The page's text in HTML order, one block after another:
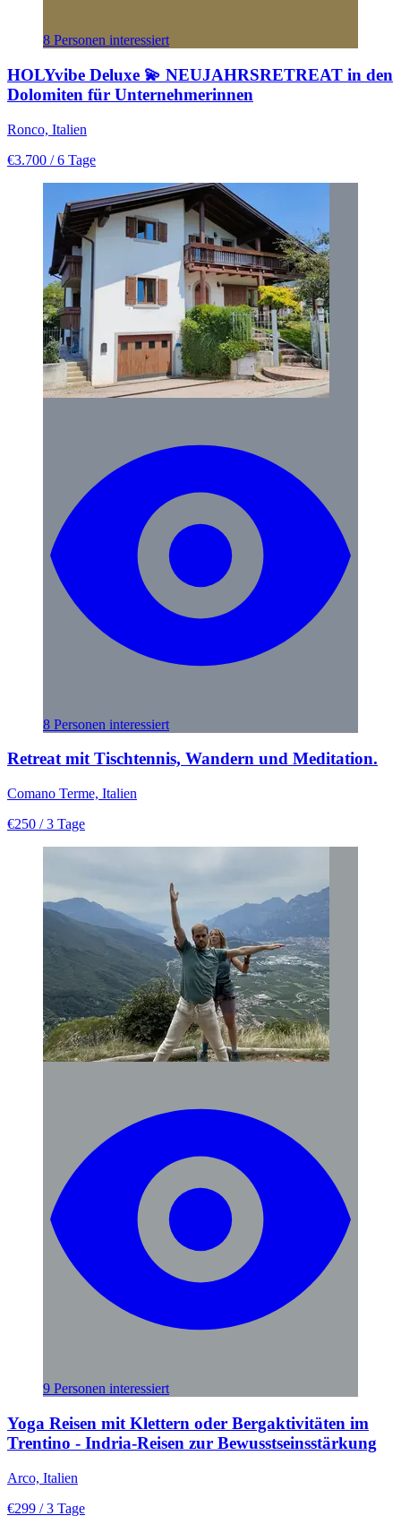
8 Personen interessiert
HOLYvibe Deluxe 💫 NEUJAHRSRETREAT in den
Dolomiten für Unternehmerinnen
Ronco, Italien
€3.700 / 6 Tage
8 Personen interessiert
Retreat mit Tischtennis, Wandern und Meditation.
Comano Terme, Italien
€250 / 3 Tage
9 Personen interessiert
Yoga Reisen mit Klettern oder Bergaktivitäten im
Trentino - Indria-Reisen zur Bewusstseinsstärkung
Arco, Italien
€299 / 3 Tage